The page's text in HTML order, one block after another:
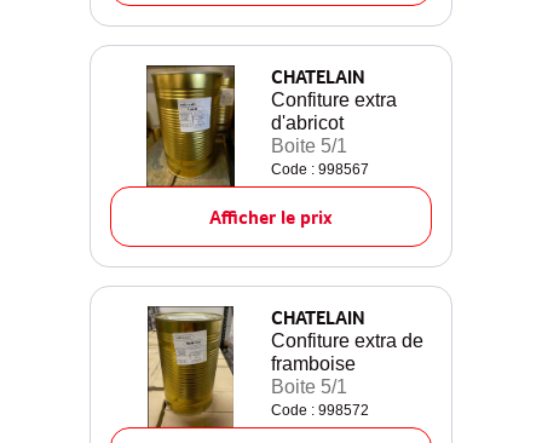
CHATELAIN
Confiture extra
d'abricot
Boite 5/1
Code : 998567
Afficher le prix
CHATELAIN
Confiture extra de
framboise
Boite 5/1
Code : 998572